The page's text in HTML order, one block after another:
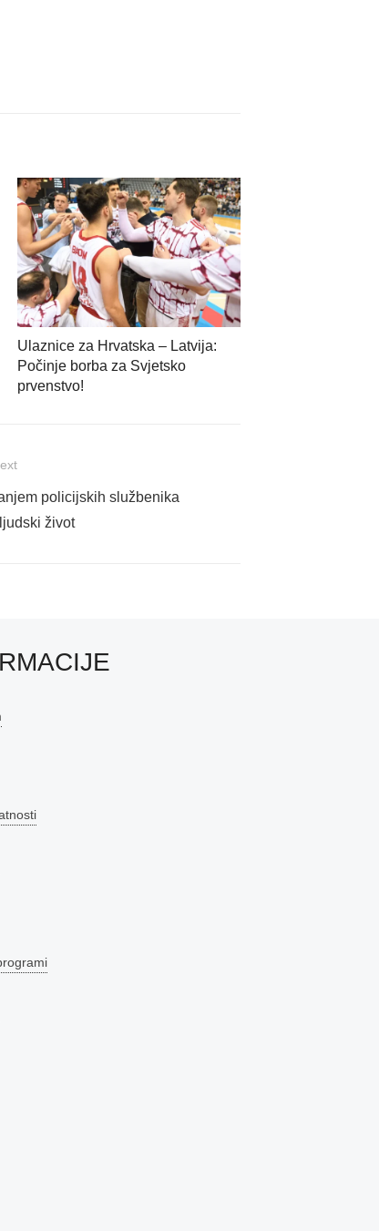
Ulaznice za Hrvatska – Latvija:
Počinje borba za Svjetsko
prvenstvo!
policijskih službenika
život